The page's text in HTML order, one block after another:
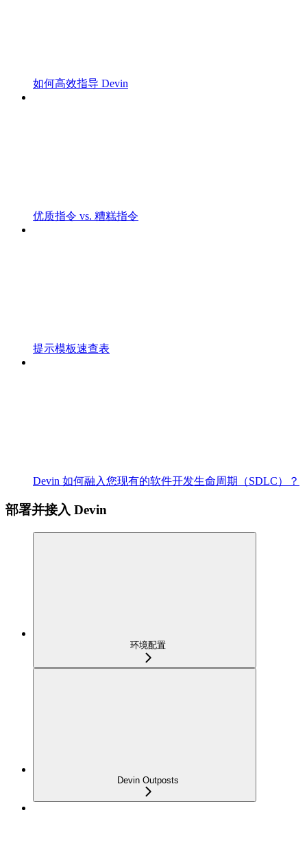
如何高效指导 Devin
优质指令 vs. 糟糕指令
提示模板速查表
Devin 如何融入您现有的软件开发生命周期（SDLC）？
部署并接入 Devin
环境配置
Devin Outposts